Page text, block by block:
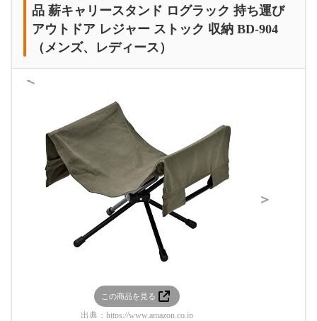
品 薪キャリースタンド ログラック 持ち運び
アウトドア レジャー ストック 収納 BD-904
（メンズ、レディース）
＜
この商品を見る
出典： https://www.amazon.co.jp
＞